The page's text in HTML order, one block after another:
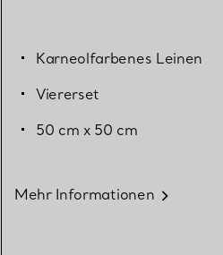
Karneolfarbenes Leinen
Viererset
50 cm x 50 cm
Mehr Informationen